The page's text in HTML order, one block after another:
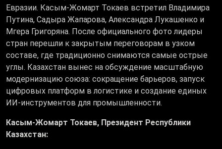
Евразии. Касым-Жомарт Токаев встретил Владимира
Путина, Садыра Жапарова, Александра Лукашенко и
Мгера Григоряна. После официального фото лидеры
стран перешли к закрытым переговорам в узком
составе, где традиционно снимаются самые острые
углы. Казахстан вынес на обсуждение масштабную
модернизацию союза: сокращение барьеров, запуск
цифровых платформ в логистике и создание единых
ИИ-инструментов для промышленности.
Касым-Жомарт Токаев, Президент Республики
Казахстан: